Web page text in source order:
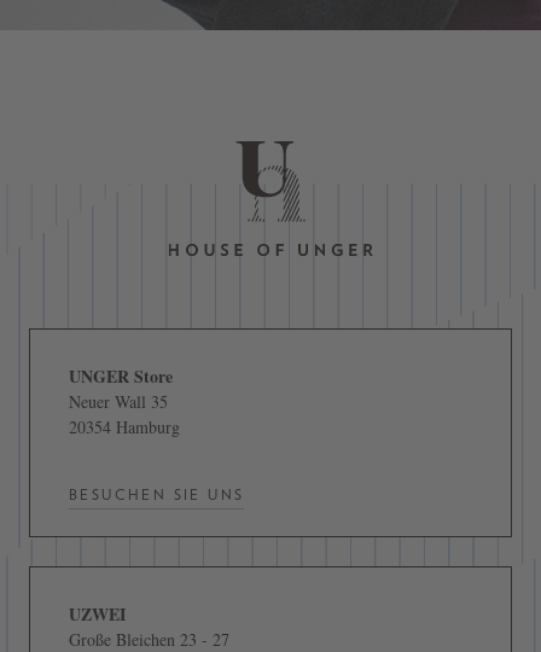
UNGER Store
Neuer Wall 35
20354 Hamburg
BESUCHEN SIE UNS
UZWEI
Große Bleichen 23 - 27